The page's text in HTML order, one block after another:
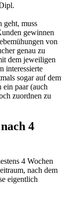
geht, muss
gewinnen
von
genau zu
dem jeweiligen
interessierte
sogar auf dem
ein paar (auch
zuordnen zu
4
4 Wochen
nach dem
eigentlich